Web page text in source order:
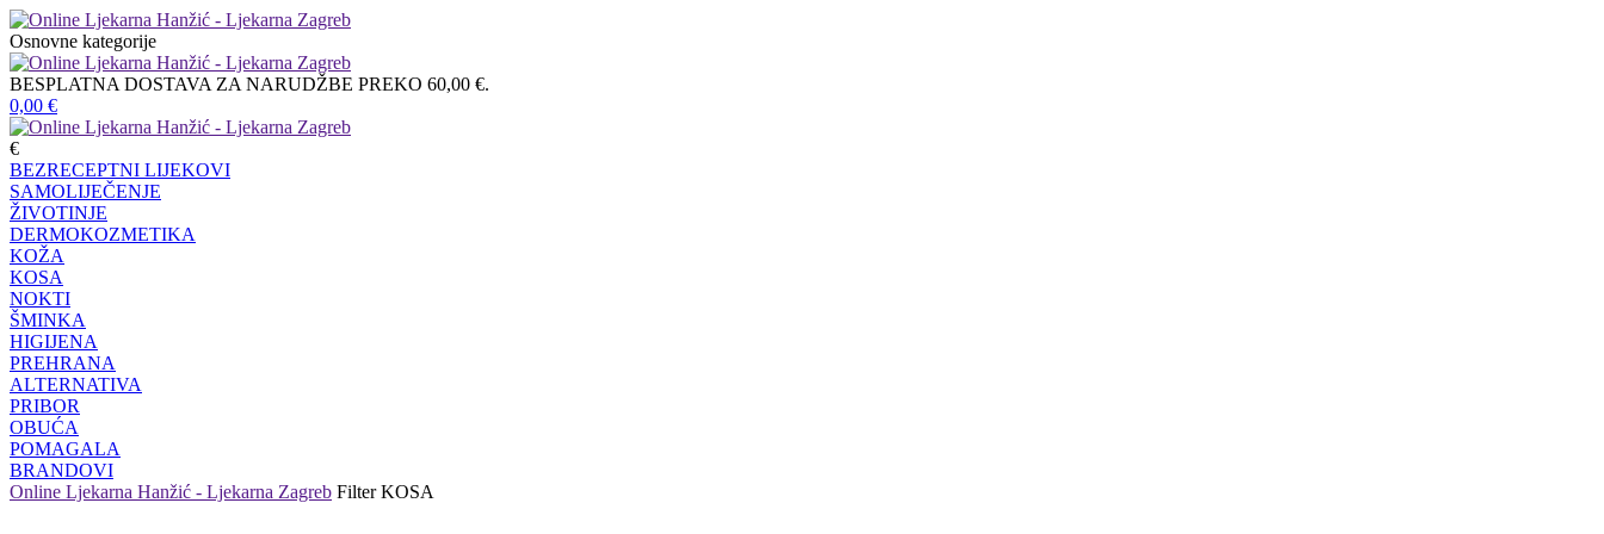
Osnovne kategorije
BESPLATNA DOSTAVA ZA NARUDŽBE PREKO 60,00 €.
0,00 €
€
BEZRECEPTNI LIJEKOVI
SAMOLIJEČENJE
ŽIVOTINJE
DERMOKOZMETIKA
KOŽA
KOSA
NOKTI
ŠMINKA
HIGIJENA
PREHRANA
ALTERNATIVA
PRIBOR
OBUĆA
POMAGALA
BRANDOVI
Online Ljekarna Hanžić - Ljekarna Zagreb Filter KOSA